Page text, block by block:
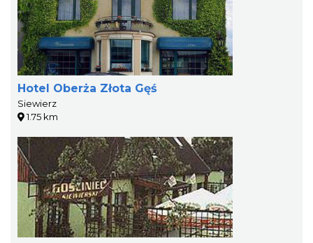
Hotel Oberża Złota Gęś
Siewierz
1.75 km